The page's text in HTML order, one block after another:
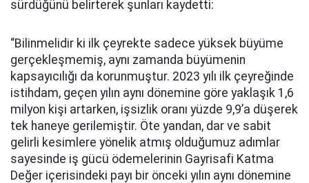
sürdüğünü belirterek şunları kaydetti:
“Bilinmelidir ki ilk çeyrekte sadece yüksek büyüme
gerçekleşmemiş, aynı zamanda büyümenin
kapsayıcılığı da korunmuştur. 2023 yılı ilk çeyreğinde
istihdam, geçen yılın aynı dönemine göre yaklaşık 1,6
milyon kişi artarken, işsizlik oranı yüzde 9,9’a düşerek
tek haneye gerilemiştir. Öte yandan, dar ve sabit
gelirli kesimlere yönelik atmış olduğumuz adımlar
sayesinde iş gücü ödemelerinin Gayrisafi Katma
Değer içerisindeki payı bir önceki yılın aynı dönemine